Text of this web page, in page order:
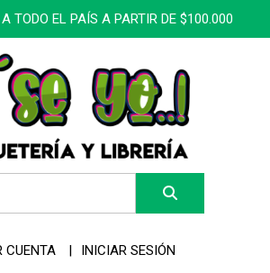
TODO EL PAÍS A PARTIR DE $100.000
CUENTA INICIAR SESIÓN